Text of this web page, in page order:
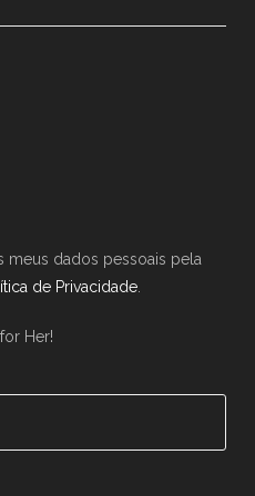
meus dados pessoais pela
de Privacidade.
Her!